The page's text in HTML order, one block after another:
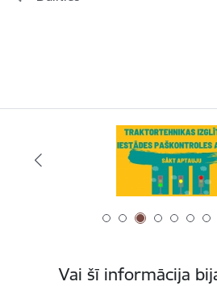
Vai šī informācija